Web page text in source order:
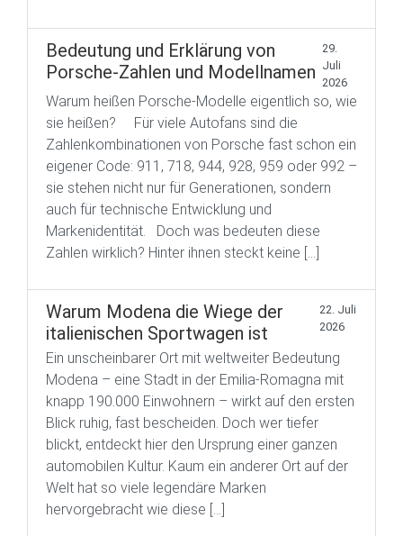
Bedeutung und Erklärung von
Porsche-Zahlen und Modellnamen
29.
Juli
2026
Warum heißen Porsche-Modelle eigentlich so, wie
sie heißen? Für viele Autofans sind die
Zahlenkombinationen von Porsche fast schon ein
eigener Code: 911, 718, 944, 928, 959 oder 992 –
sie stehen nicht nur für Generationen, sondern
auch für technische Entwicklung und
Markenidentität. Doch was bedeuten diese
Zahlen wirklich? Hinter ihnen steckt keine […]
Warum Modena die Wiege der
italienischen Sportwagen ist
22. Juli
2026
Ein unscheinbarer Ort mit weltweiter Bedeutung
Modena – eine Stadt in der Emilia-Romagna mit
knapp 190.000 Einwohnern – wirkt auf den ersten
Blick ruhig, fast bescheiden. Doch wer tiefer
blickt, entdeckt hier den Ursprung einer ganzen
automobilen Kultur. Kaum ein anderer Ort auf der
Welt hat so viele legendäre Marken
hervorgebracht wie diese […]